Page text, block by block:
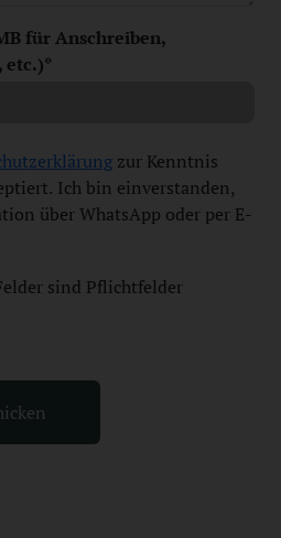
für Anschreiben,
etc.)*
zur Kenntnis
Ich bin einverstanden,
über WhatsApp oder per E-
sind Pflichtfelder